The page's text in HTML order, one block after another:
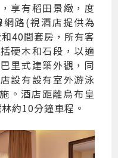
享有稻田景緻，度
路(視酒店提供為
40間套房，所有客
硬木和石段，以適
里式建築外觀，同
設有設有室外游泳
。酒店距離烏布皇
約10分鐘車程。